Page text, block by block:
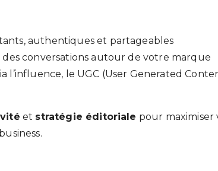
authentiques et partageables
conversations autour de votre marque
l’influence, le UGC (User Generated
et stratégie éditoriale pour